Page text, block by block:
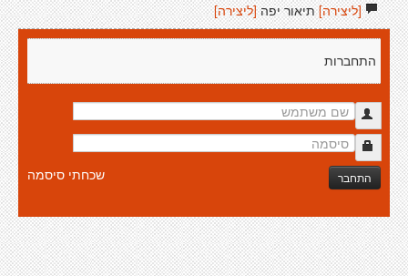
[ליצירה]תיאור יפה[ליצירה]
התחברות
התחבר שכחתי סיסמה